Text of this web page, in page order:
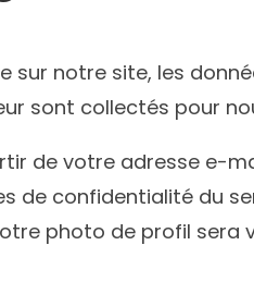
sur notre site, les
sont collectés pour
de votre adresse e-
de confidentialité
photo de profil sera